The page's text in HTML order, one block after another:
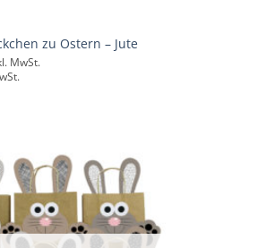
zu Ostern – Jute
MwSt.
Add to
wishlist